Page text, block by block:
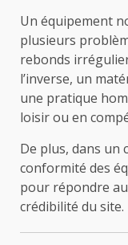
Un équipement
plusieurs
rebonds
l’inverse, un
une pratique
loisir ou en
De plus, dans un
conformité des
pour répondre
crédibilité du site.